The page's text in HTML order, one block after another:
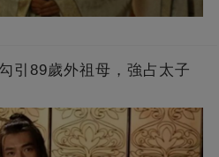
引89歲外祖母，強占太子